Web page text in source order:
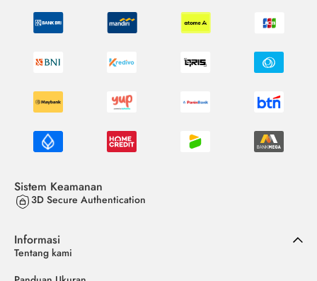
Sistem Keamanan
3D Secure Authentication
Informasi
Tentang kami